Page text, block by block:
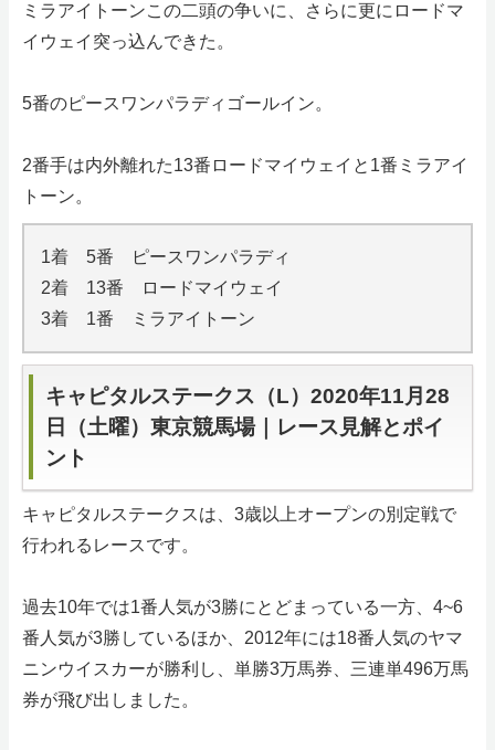
ミラアイトーンこの二頭の争いに、さらに更にロードマ
イウェイ突っ込んできた。
5番のピースワンパラディゴールイン。
2番手は内外離れた13番ロードマイウェイと1番ミラアイ
トーン。
1着 5番 ピースワンパラディ
2着 13番 ロードマイウェイ
3着 1番 ミラアイトーン
キャピタルステークス（L）2020年11月28
日（土曜）東京競馬場｜レース見解とポイ
ント
キャピタルステークスは、3歳以上オープンの別定戦で
行われるレースです。
過去10年では1番人気が3勝にとどまっている一方、4~6
番人気が3勝しているほか、2012年には18番人気のヤマ
ニンウイスカーが勝利し、単勝3万馬券、三連単496万馬
券が飛び出しました。